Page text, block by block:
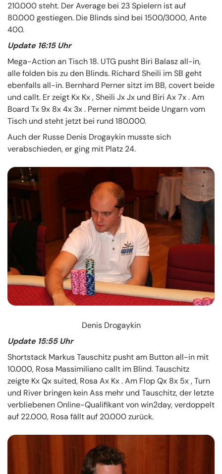
210.000 steht. Der Average bei 23 Spielern ist auf
80.000 gestiegen. Die Blinds sind bei 1500/3000, Ante
400.
Update 16:15 Uhr
Mega-Action an Tisch 18. UTG pusht Biri Balasz all-in,
alle folden bis zu den Blinds. Richard Sheili im SB geht
ebenfalls all-in. Bernhard Perner sitzt im BB, covert beide
und callt. Er zeigt Kx Kx , Sheili Jx Jx und Biri Ax 7x . Am
Board Tx 9x 8x 4x 3x . Perner nimmt beide Ungarn vom
Tisch und steht jetzt bei rund 180.000.
Auch der Russe Denis Drogaykin musste sich
verabschieden, er ging mit Platz 24.
Denis Drogaykin
Update 15:55 Uhr
Shortstack Markus Tauschitz pusht am Button all-in mit
10.000, Rosa Massimiliano callt im Blind. Tauschitz
zeigte Kx Qx suited, Rosa Ax Kx . Am Flop Qx 8x 5x , Turn
und River bringen kein Ass mehr und Tauschitz, der letzte
verbliebenen Online-Qualifikant von win2day, verdoppelt
auf 22.000, Rosa fällt auf 20.000 zurück.